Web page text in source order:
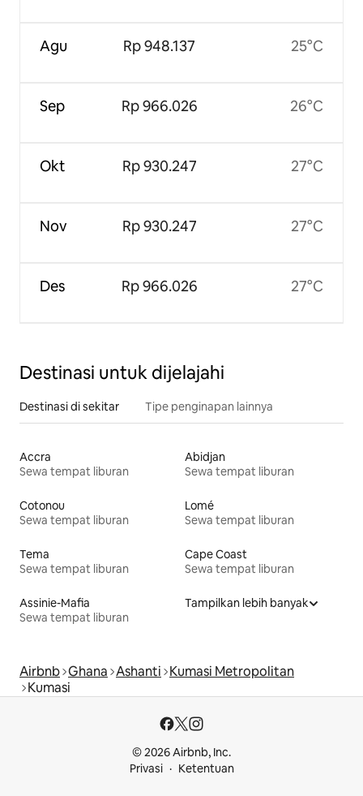
Agu
Sep
Okt
Nov
Des
Rp 948.137
Rp 966.026
Rp 930.247
Rp 930.247
Rp 966.026
25°C
26°C
27°C
27°C
27°C
Destinasi untuk dijelajahi
Destinasi di sekitar Tipe penginapan lainnya
Accra
Sewa tempat liburan
Abidjan
Sewa tempat liburan
Cotonou
Sewa tempat liburan
Lomé
Sewa tempat liburan
Tema
Sewa tempat liburan
Cape Coast
Sewa tempat liburan
Assinie-Mafia
Sewa tempat liburan
Tampilkan lebih banyak
Airbnb Ghana Ashanti Kumasi Metropolitan
Kumasi
© 2026 Airbnb, Inc.
Privasi
Ketentuan